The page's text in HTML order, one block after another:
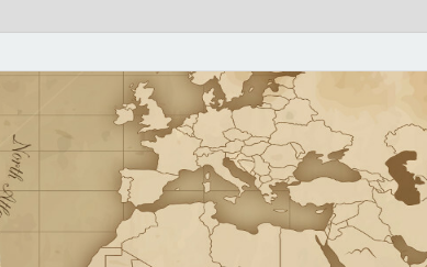
VIAJEROS NONSTOP